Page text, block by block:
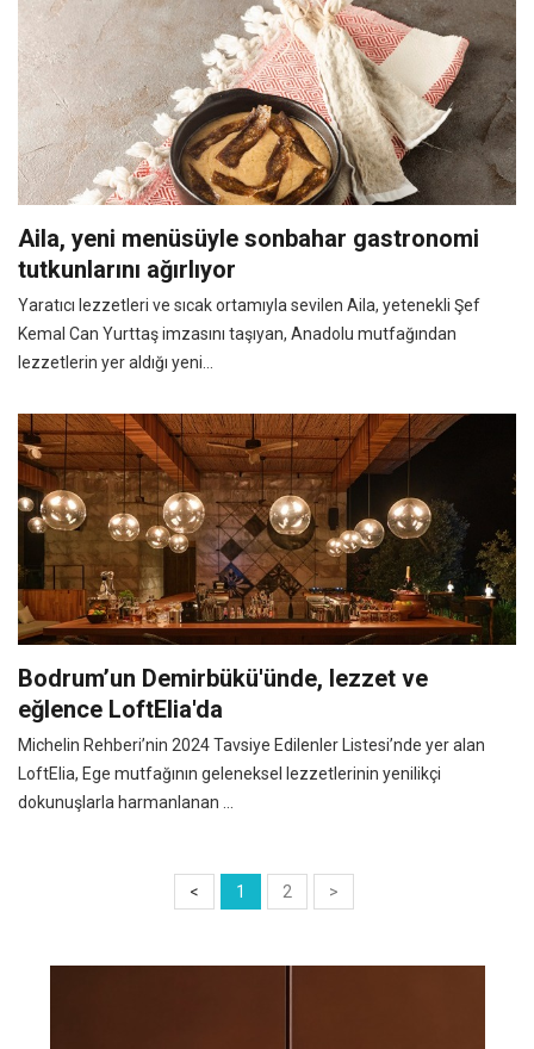
Aila, yeni menüsüyle sonbahar gastronomi
tutkunlarını ağırlıyor
Yaratıcı lezzetleri ve sıcak ortamıyla sevilen Aila, yetenekli Şef
Kemal Can Yurttaş imzasını taşıyan, Anadolu mutfağından
lezzetlerin yer aldığı yeni...
Bodrum’un Demirbükü'ünde, lezzet ve
eğlence LoftElia'da
Michelin Rehberi’nin 2024 Tavsiye Edilenler Listesi’nde yer alan
LoftElia, Ege mutfağının geleneksel lezzetlerinin yenilikçi
dokunuşlarla harmanlanan ...
< 1 2 >